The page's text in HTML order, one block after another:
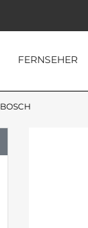
FERNSEHER
BOSCH